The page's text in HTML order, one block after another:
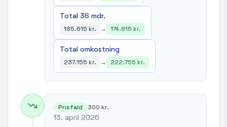
Total 36 mdr.
185.615 kr. → 174.815 kr.
Total omkostning
237.155 kr. → 222.755 kr.
Prisfald 300 kr.
13. april 2026